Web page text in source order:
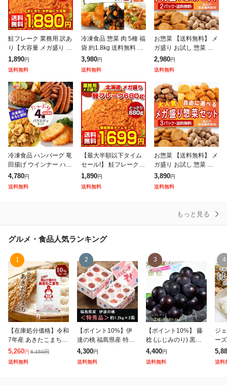
鮭フレーク 業務用 訳あ
り【大容量 メガ盛り 北
海道.鮭フレーク680
g.】【D08】 サケフレ
ケフレー
1,890円
送料無料
冷凍食品 惣菜 肉 5種 福
袋 約1.8kg 送料無料 ハ
ンバーグ のり巻きチキ
ン 唐揚げ 竜田揚げ ア
ケ
3,980円
送料無料
お惣菜 【送料無料】 メ
ガ盛り お試し 惣菜 選
べる 2Pセット まとめ
買い 大量 冷凍惣菜 業
冷凍唐
2,980円
送料無料
冷凍食品 ハンバーグ 竜
田揚げ ウインナー ハッ
シュポテト 4種 福袋 唐
揚げ 肉 詰め合わせ セ
4,780円
送料無料
【最大半額以下タイム
セール!】 鮭フレーク
業務用 訳あり【大容量
メガ盛り 北海道.鮭フレ
1,890円
送料無料
お惣菜 【送料無料】 メ
ガ盛り お試し 惣菜 選
べる 3Pセット まとめ
買い 大量 冷凍惣菜 業
3,890円
送料無料
もっと見る
グルメ・食品人気ランキング
1
【在庫処分価格】令和
7年産 あきたこまち 1
0kg (5kg×2袋) 岡山県
産 ブランド米 米 お米
5,260円 6,150円
送料無料
2
【ポイント10%】伊
達の桃 福島県産 特秀
品 約1.2kg×2箱 (1箱:
4〜7玉) 産地箱 ※常温
4,300円
送料無料
3
【ポイント10%】 藤
稔 (ふじみのり) 黒ぶ
どう 山梨県 勝沼産 3L
サイズ×2房 合計約1.1
4,400円
送料無料
4
ジ
ーズ 令和7年産
米
精
送料